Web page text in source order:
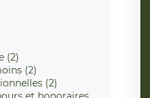
(2)
(2)
(2)